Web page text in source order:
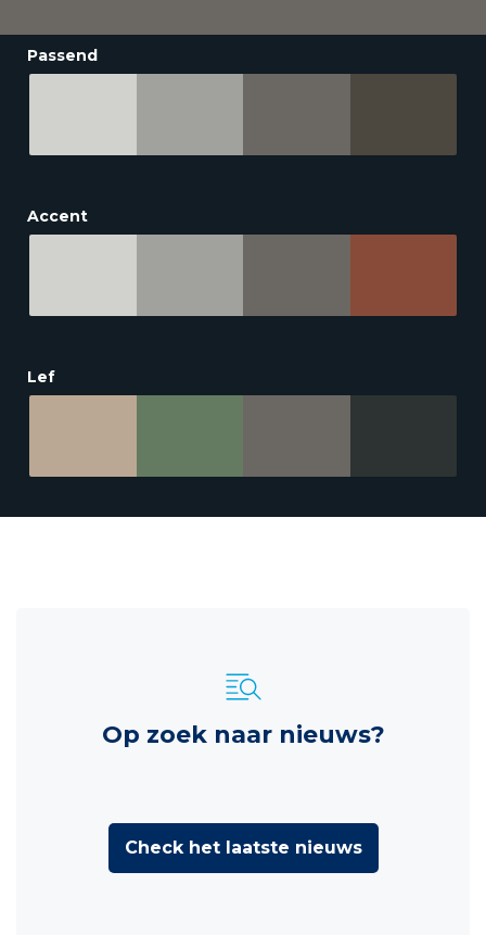
Passend
Accent
Lef
Op zoek naar nieuws?
Check het laatste nieuws